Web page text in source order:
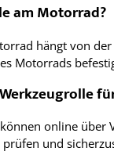
am Motorrad?
hängt von
Motorrads
online
und